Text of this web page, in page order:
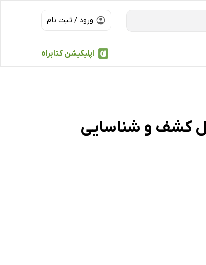
ورود / ثبت نام
اپلیکیشن کتابراه
کشف و شناسایی